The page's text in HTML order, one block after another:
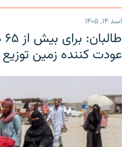
اسد ۱۴, ۱۴۰۵
عودت کننده زمین